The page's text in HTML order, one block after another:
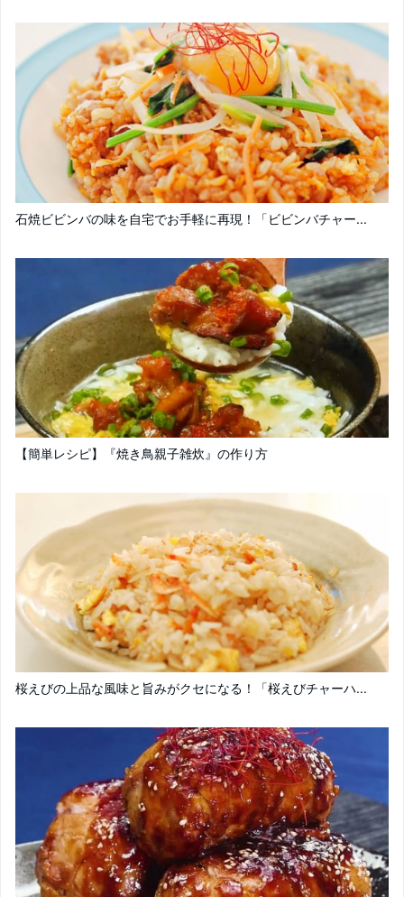
石焼ビビンバの味を自宅でお手軽に再現！「ビビンバチャー...
【簡単レシピ】『焼き鳥親子雑炊』の作り方
桜えびの上品な風味と旨みがクセになる！「桜えびチャーハ...